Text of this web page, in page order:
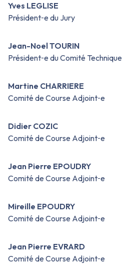
Yves LEGLISE
Président‑e du Jury
Jean-Noel TOURIN
Président‑e du Comité Technique
Martine CHARRIERE
Comité de Course Adjoint‑e
Didier COZIC
Comité de Course Adjoint‑e
Jean Pierre EPOUDRY
Comité de Course Adjoint‑e
Mireille EPOUDRY
Comité de Course Adjoint‑e
Jean Pierre EVRARD
Comité de Course Adjoint‑e